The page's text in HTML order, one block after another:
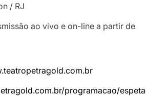
/ RJ
ao vivo e on-line a partir de
programacao/